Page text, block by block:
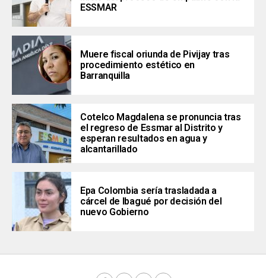
ESSMAR
Muere fiscal oriunda de Pivijay tras
procedimiento estético en
Barranquilla
Cotelco Magdalena se pronuncia tras
el regreso de Essmar al Distrito y
esperan resultados en agua y
alcantarillado
Epa Colombia sería trasladada a
cárcel de Ibagué por decisión del
nuevo Gobierno